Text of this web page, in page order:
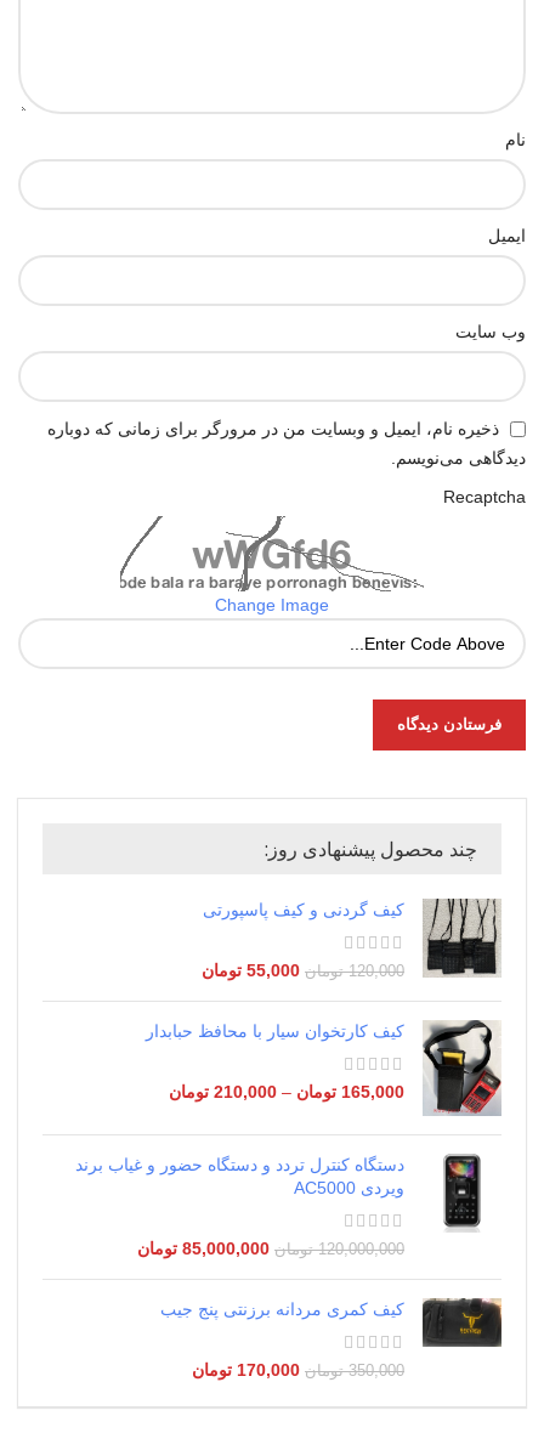
نام
ایمیل
وب‌ سایت
ذخیره نام، ایمیل و وبسایت من در مرورگر برای زمانی که دوباره
دیدگاهی می‌نویسم.
Recaptcha
Change Image
چند محصول پیشنهادی روز:
کیف گردنی و کیف پاسپورتی
120,000 تومان 55,000 تومان
کیف کارتخوان سیار با محافظ حبابدار
165,000 تومان –
210,000 تومان
دستگاه کنترل تردد و دستگاه حضور و غیاب برند
ویردی AC5000
120,000,000 تومان 85,000,000 تومان
کیف کمری مردانه برزنتی پنج جیب
350,000 تومان 170,000 تومان